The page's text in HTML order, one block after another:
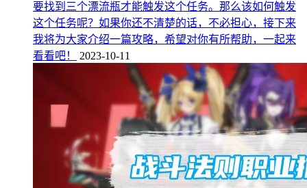
要找到三个漂流瓶才能触发这个任务。那么该如何触发
这个任务呢？如果你还不清楚的话，不必担心，接下来
我将为大家介绍一篇攻略，希望对你有所帮助，一起来
看看吧！
2023-10-11